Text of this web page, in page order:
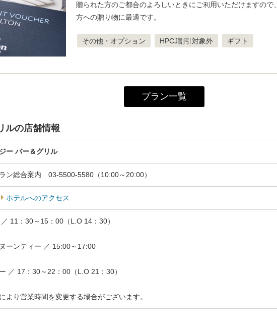
贈られた方のご都合のよろしいときにご利用いただけますので
方への贈り物に最適です。
その他・オプション HPCJ割引対象外 ギフト
プラン一覧
ルの店舗情報
ー バー＆グリル
ン総合案内 03-5500-5580（10:00～20:00）
ホテルへのアクセス
11：30～15：00（L.O 14：30）
ーンティー ／ 15:00～17:00
／ 17：30～22：00（L.O 21：30）
より営業時間を変更する場合がございます。